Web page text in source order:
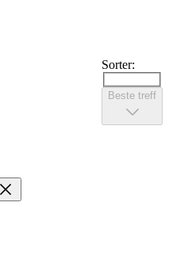
Sorter:
Beste treff